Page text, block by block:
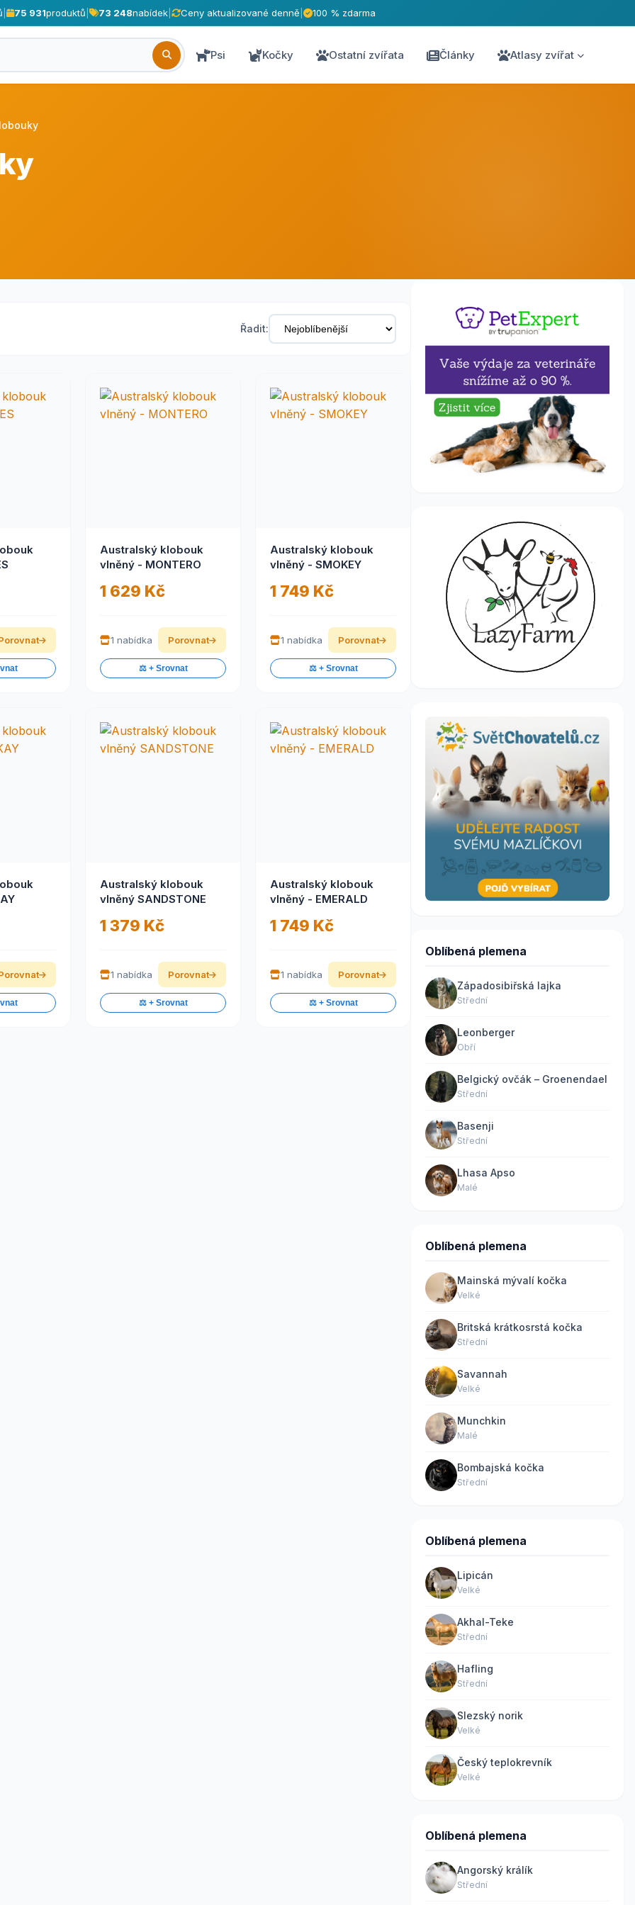
75 931produktů 73 248nabídek Ceny aktualizované denně 100 % zdarma
Psi Kočky Ostatní zvířata Články Atlasy zvířat
Řadit:
Australský klobouk
vlněný - MONTERO
1 629 Kč
1 nabídka Porovnat
⚖️ + Srovnat
Australský klobouk
vlněný - SMOKEY
1 749 Kč
1 nabídka Porovnat
⚖️ + Srovnat
Australský klobouk
vlněný SANDSTONE
1 379 Kč
1 nabídka Porovnat
⚖️ + Srovnat
Australský klobouk
vlněný - EMERALD
1 749 Kč
1 nabídka Porovnat
⚖️ + Srovnat
Oblíbená plemena
Západosibiřská lajka
Střední
Leonberger
Obří
Belgický ovčák – Groenendael
Střední
Basenji
Střední
Lhasa Apso
Malé
Oblíbená plemena
Mainská mývalí kočka
Velké
Britská krátkosrstá kočka
Střední
Savannah
Velké
Munchkin
Malé
Bombajská kočka
Střední
Oblíbená plemena
Lipicán
Velké
Akhal-Teke
Střední
Hafling
Střední
Slezský norik
Velké
Český teplokrevník
Velké
Oblíbená plemena
Angorský králík
Střední